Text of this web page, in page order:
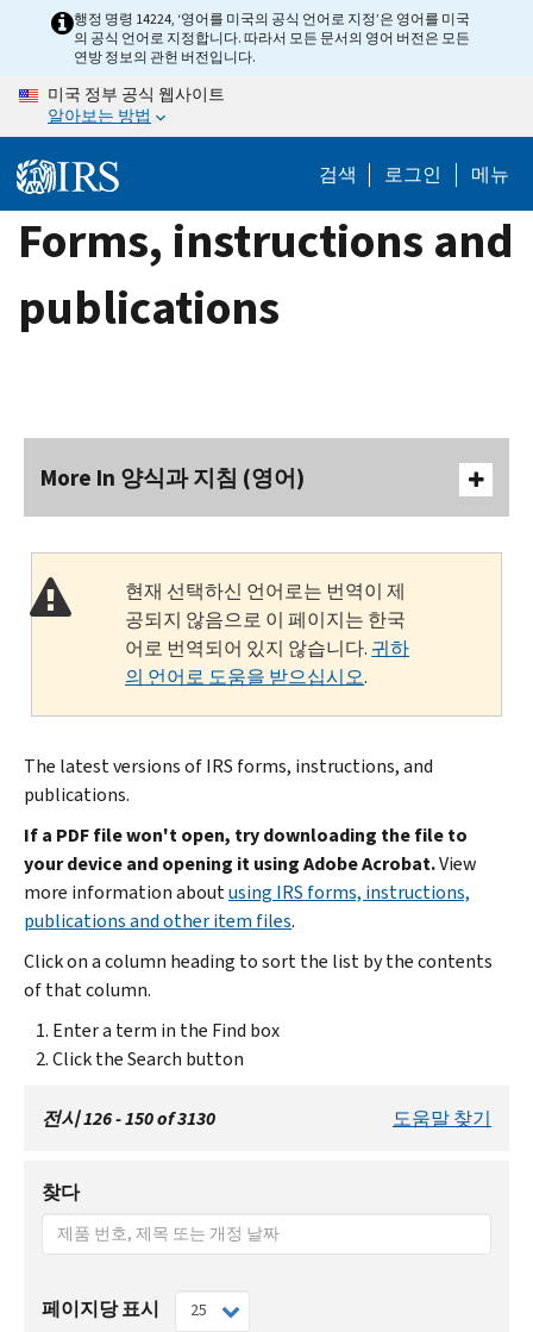
content
행정 명령 14224, ‘영어를 미국의 공식 언어로 지정’은 영어를 미국
의 공식 언어로 지정합니다. 따라서 모든 문서의 영어 버전은 모든
연방 정보의 관헌 버전입니다.
미국 정부 공식 웹사이트
알아보는 방법
검색 로그인 메뉴
Forms, instructions and
publications
More In 양식과 지침 (영어)
현재 선택하신 언어로는 번역이 제
공되지 않음으로 이 페이지는 한국
어로 번역되어 있지 않습니다. 귀하
의 언어로 도움을 받으십시오.
The latest versions of IRS forms, instructions, and
publications.
If a PDF file won't open, try downloading the file to
your device and opening it using Adobe Acrobat.View
more information aboutusing IRS forms, instructions,
publications and other item files.
Click on a column heading to sort the list by the contents
of that column.
Enter a term in the Find box
Click the Search button
전시 126 - 150 of 3130 도움말 찾기
찾다
페이지당 표시